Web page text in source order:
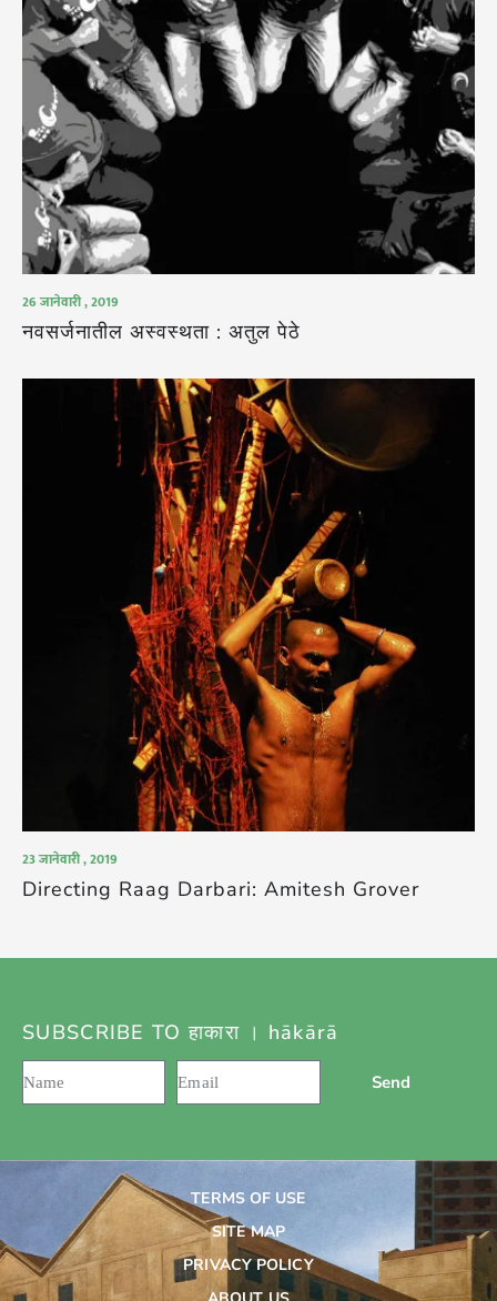
26 जानेवारी , 2019
नवसर्जनातील अस्वस्थता : अतुल पेठे
23 जानेवारी , 2019
Directing Raag Darbari: Amitesh Grover
SUBSCRIBE TO हाकारा । hākārā
Send
TERMS OF USE
SITE MAP
PRIVACY POLICY